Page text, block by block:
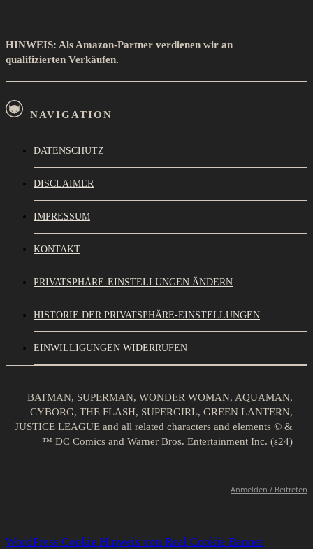
HINWEIS: Als Amazon-Partner verdienen wir an
qualifizierten Verkäufen.
NAVIGATION
DATENSCHUTZ
DISCLAIMER
IMPRESSUM
KONTAKT
PRIVATSPHÄRE-EINSTELLUNGEN ÄNDERN
HISTORIE DER PRIVATSPHÄRE-EINSTELLUNGEN
EINWILLIGUNGEN WIDERRUFEN
BATMAN, SUPERMAN, WONDER WOMAN, AQUAMAN,
CYBORG, THE FLASH, SUPERGIRL, GREEN LANTERN,
JUSTICE LEAGUE and all related characters and elements © &
™ DC Comics and Warner Bros. Entertainment Inc. (s24)
Anmelden / Beitreten
WordPress Cookie Hinweis von Real Cookie Banner